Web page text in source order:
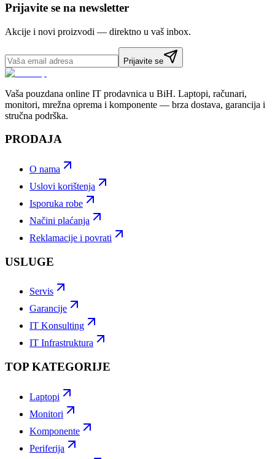
Prijavite se na newsletter
Akcije i novi proizvodi — direktno u vaš inbox.
Prijavite se
Vaša pouzdana online IT prodavnica u BiH. Laptopi, računari,
monitori, mrežna oprema i komponente — brza dostava, garancija i
stručna podrška.
PRODAJA
O nama
Uslovi korištenja
Isporuka robe
Načini plaćanja
Reklamacije i povrati
USLUGE
Servis
Garancije
IT Konsulting
IT Infrastruktura
TOP KATEGORIJE
Laptopi
Monitori
Komponente
Periferija